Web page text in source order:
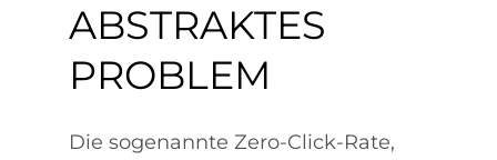
ABSTRAKTES
PROBLEM
Die sogenannte Zero-Click-Rate,